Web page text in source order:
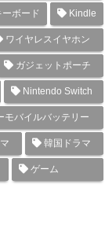
ーボード Kindle
ワイヤレスイヤホン
ガジェットポーチ
Nintendo Switch
モバイルバッテリー
韓国ドラマ
ゲーム